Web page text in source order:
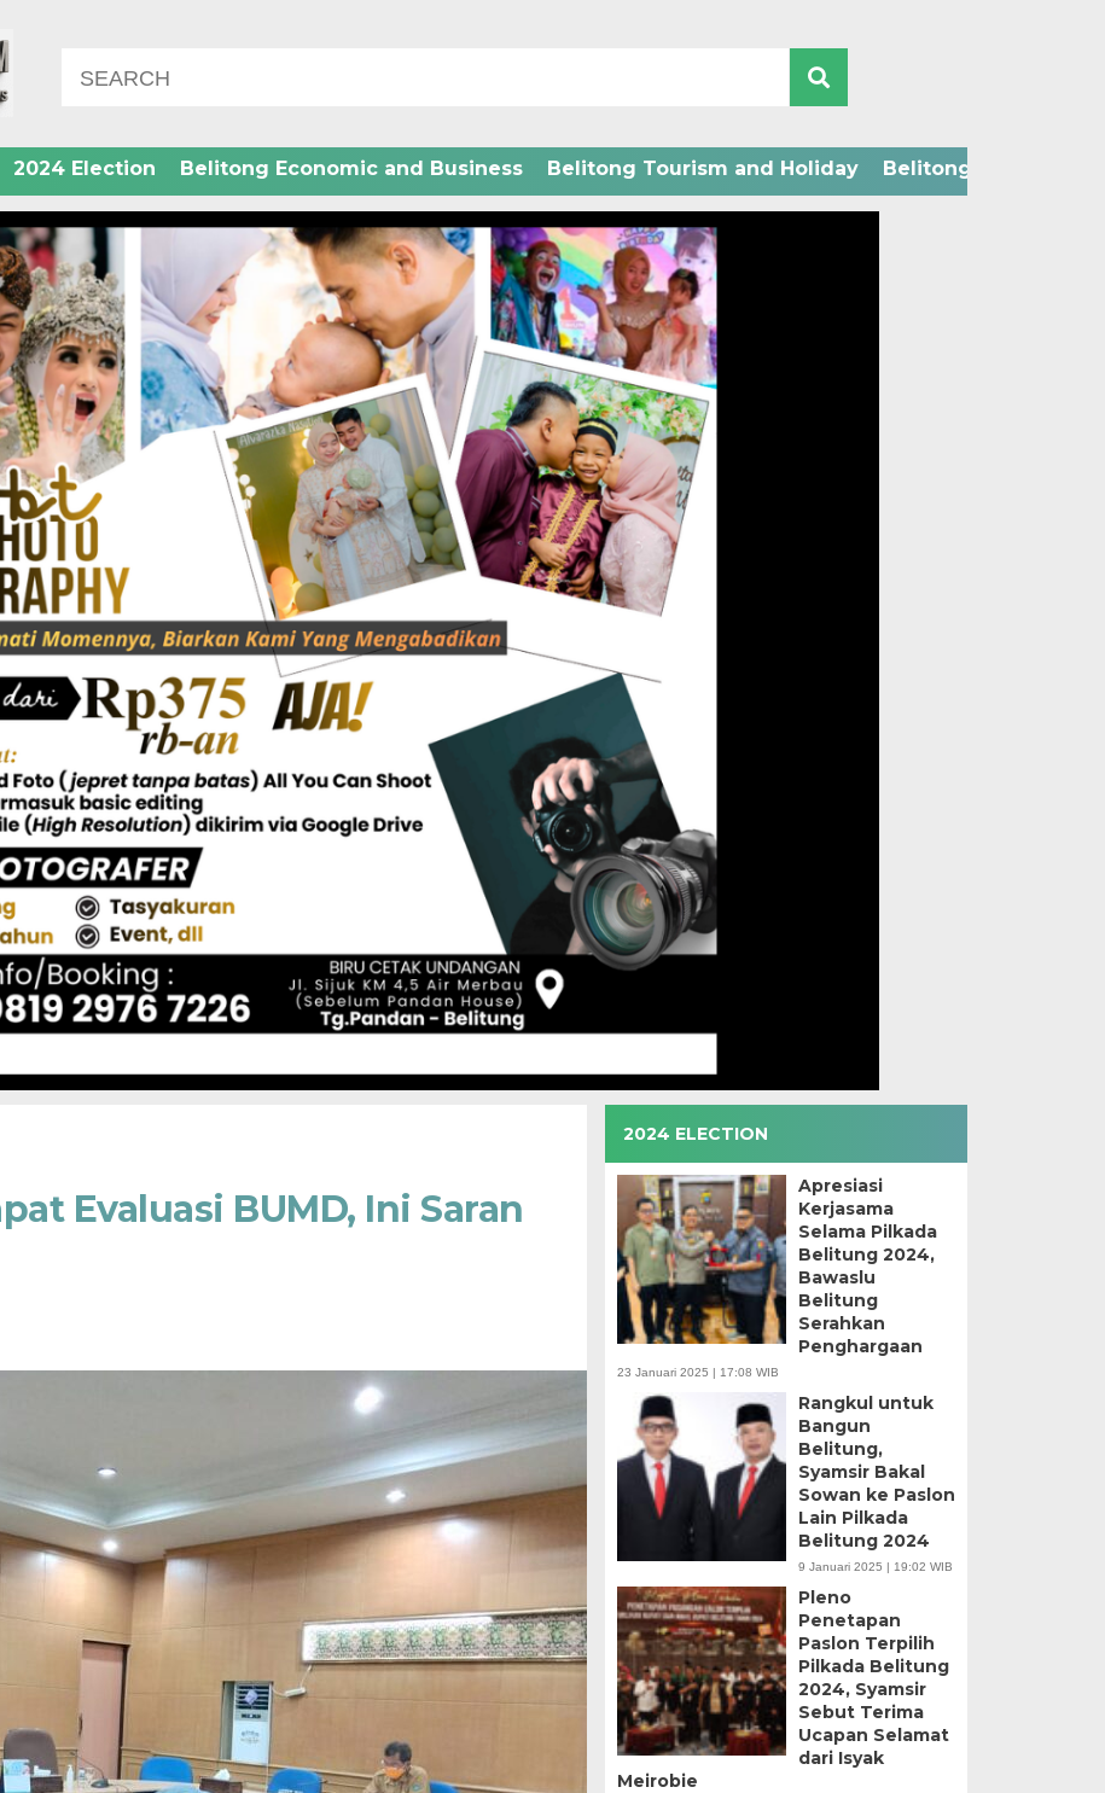
2024 Election Belitong Economic and Business Belitong Tourism and Holiday Belitong Technology
Evaluasi BUMD, Ini Saran
2024 ELECTION
Apresiasi
Kerjasama
Selama Pilkada
Belitung 2024,
Bawaslu
Belitung
Serahkan
Penghargaan
23 Januari 2025 | 17:08 WIB
Rangkul untuk
Bangun
Belitung,
Syamsir Bakal
Sowan ke Paslon
Lain Pilkada
Belitung 2024
9 Januari 2025 | 19:02 WIB
Pleno
Penetapan
Paslon Terpilih
Pilkada Belitung
2024, Syamsir
Sebut Terima
Ucapan Selamat
dari Isyak
Meirobie